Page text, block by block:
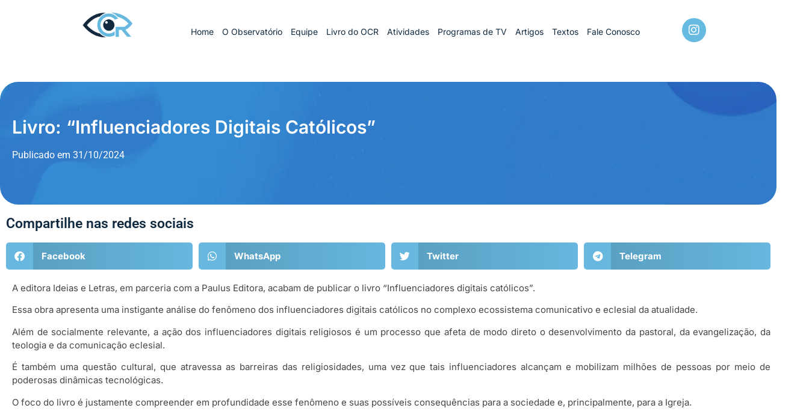
Home O Observatório Equipe Livro do OCR Atividades Programas de TV Artigos Textos Fale Conosco
Livro: “Influenciadores Digitais Católicos”
Publicado em 31/10/2024
Compartilhe nas redes sociais
Facebook WhatsApp Twitter Telegram
A editora Ideias e Letras, em parceria com a Paulus Editora, acabam de publicar o livro “Influenciadores digitais católicos”.
Essa obra apresenta uma instigante análise do fenômeno dos influenciadores digitais católicos no complexo ecossistema comunicativo e eclesial da atualidade.
Além de socialmente relevante, a ação dos influenciadores digitais religiosos é um processo que afeta de modo direto o desenvolvimento da pastoral, da evangelização, da
teologia e da comunicação eclesial.
É também uma questão cultural, que atravessa as barreiras das religiosidades, uma vez que tais influenciadores alcançam e mobilizam milhões de pessoas por meio de
poderosas dinâmicas tecnológicas.
O foco do livro é justamente compreender em profundidade esse fenômeno e suas possíveis consequências para a sociedade e, principalmente, para a Igreja.